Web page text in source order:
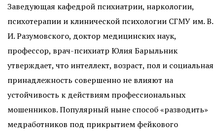
Заведующая кафедрой психиатрии, наркологии,
психотерапии и клинической психологии СГМУ им. В.
И. Разумовского, доктор медицинских наук,
профессор, врач-психиатр Юлия Барыльник
утверждает, что интеллект, возраст, пол и социальная
принадлежность совершенно не влияют на
устойчивость к действиям профессиональных
мошенников. Популярный ныне способ «разводить»
медработников под прикрытием фейкового